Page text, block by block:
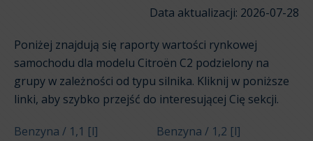
Data aktualizacji: 2026-07-28
Poniżej znajdują się raporty wartości rynkowej
samochodu dla modelu Citroën C2 podzielony na
grupy w zależności od typu silnika. Kliknij w poniższe
linki, aby szybko przejść do interesującej Cię sekcji.
Benzyna / 1,1 [l]
Benzyna / 1,2 [l]